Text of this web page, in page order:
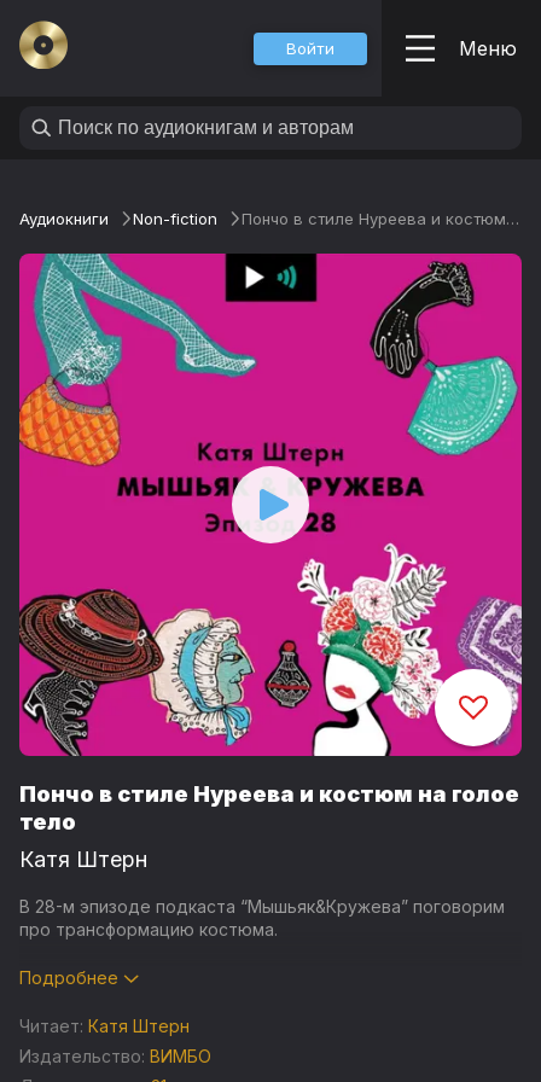
Войти Меню
Аудиокниги Non-fiction Пончо в стиле Нуреева и костюм на голое тело
Пончо в стиле Нуреева и костюм на голое
тело
Катя Штерн
В 28-м эпизоде подкаста “Мышьяк&Кружева” поговорим
про трансформацию костюма.
Спортивный и деловой костюмы поженились - и у них
спортивные костюмы, а где-то на деловые).
Обсудим, когда уже наконец можно будет носить жакет
Подробнее
Читает: Катя Штерн
Издательство: ВИМБО